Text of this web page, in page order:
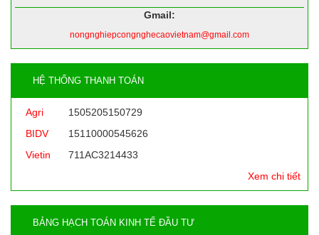
Gmail:
nongnghiepcongnghecaovietnam@gmail.com
HỆ THỐNG THANH TOÁN
Agri
1505205150729
BIDV
15110000545626
Vietin
711AC3214433
Xem chi tiết
BẢNG HẠCH TOÁN KINH TẾ ĐẦU TƯ